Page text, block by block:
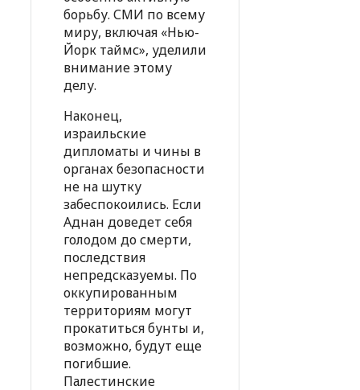
борьбу. СМИ по всему
миру, включая «Нью-
Йорк таймс», уделили
внимание этому
делу.
Наконец,
израильские
дипломаты и чины в
органах безопасности
не на шутку
забеспокоились. Если
Аднан доведет себя
голодом до смерти,
последствия
непредсказуемы. По
оккупированным
территориям могут
прокатиться бунты и,
возможно, будут еще
погибшие.
Палестинские